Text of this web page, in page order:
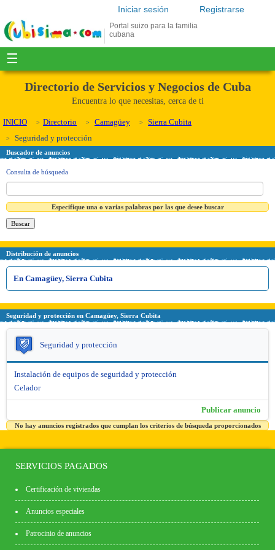
Registrarse
Iniciar sesión
Portal suizo para la familia
cubana
☰
Directorio de Servicios y Negocios de Cuba
Encuentra lo que necesitas, cerca de ti
INICIO Directorio Camagüey
Sierra Cubita
Seguridad y protección
Buscador de anuncios
Consulta de búsqueda
Especifique una o varias palabras por las que desee buscar
Distribución de anuncios
En Camagüey, Sierra Cubita
Seguridad y protección en Camagüey, Sierra Cubita
Seguridad y protección
Instalación de equipos de seguridad y protección
Celador
Publicar anuncio
No hay anuncios registrados que cumplan los criterios de búsqueda proporcionados
SERVICIOS PAGADOS
Certificación de viviendas
Anuncios especiales
Patrocinio de anuncios